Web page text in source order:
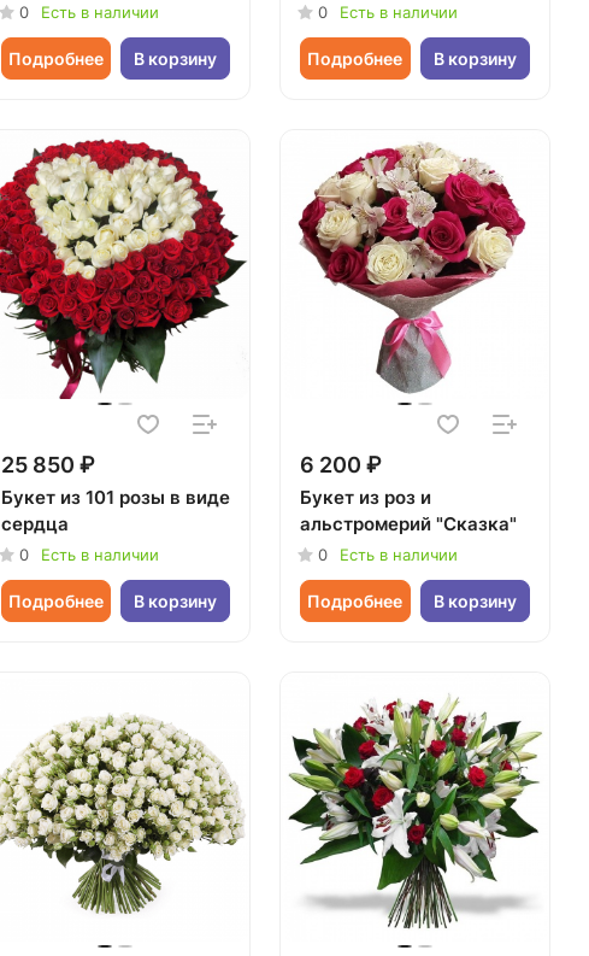
0 Есть в наличии
Подробнее В корзину
0 Есть в наличии
Подробнее В корзину
25 850 ₽
Букет из 101 розы в виде
сердца
0 Есть в наличии
Подробнее В корзину
6 200 ₽
Букет из роз и
альстромерий "Сказка"
0 Есть в наличии
Подробнее В корзину